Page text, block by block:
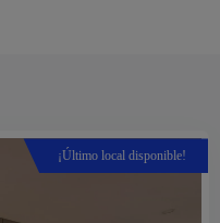
¡Último local disponible!